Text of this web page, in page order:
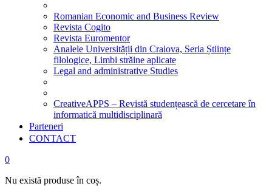
Romanian Economic and Business Review
Revista Cogito
Revista Euromentor
Analele Universității din Craiova, Seria Științe
filologice, Limbi străine aplicate
Legal and administrative Studies
CreativeAPPS – Revistă studențească de cercetare în
informatică multidisciplinară
Parteneri
CONTACT
0
Nu există produse în coș.